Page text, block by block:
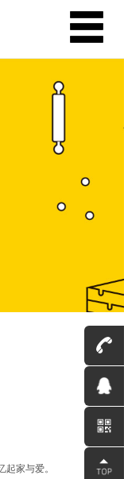
0531-
58560791
QQ客服
家与爱。